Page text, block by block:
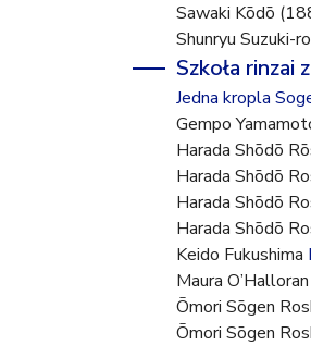
Sawaki Kōdō
Shunryu Suzuki-
Szkoła rinzai
Jedna kropla
Gempo
Harada Shōdō
Harada Shōdō
Harada Shōdō
Harada Shōdō
Keido Fukushima
Maura O’Halloran
Ōmori Sōgen
Ōmori Sōgen